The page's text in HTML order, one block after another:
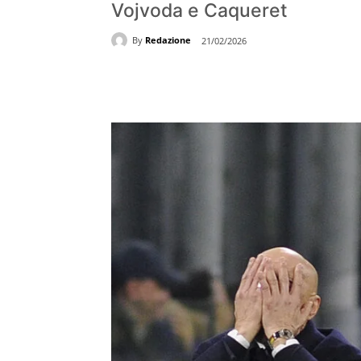
Vojvoda e Caqueret
By Redazione 21/02/2026